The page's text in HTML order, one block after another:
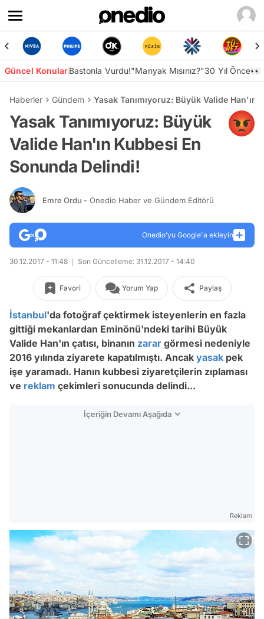
Güncel KonularBastonla Vurdu!"Manyak Mısınız?"30 Yıl Önce👀
Haberler Gündem Yasak Tanımıyoruz: Büyük Valide
Yasak Tanımıyoruz: Büyük
Valide Han'ın Kubbesi En
Sonunda Delindi!
Emre Ordu - Onedio Haber ve Gündem Editörü
Onedio’yu Google'a ekleyin
30.12.2017 - 11:48 Son Güncelleme: 31.12.2017 - 14:40
Favori Yorum Yap Paylaş
İstanbul'da fotoğraf çektirmek isteyenlerin en fazla
gittiği mekanlardan Eminönü'ndeki tarihi Büyük
Valide Han'ın çatısı, binanın zarar görmesi nedeniyle
2016 yılında ziyarete kapatılmıştı. Ancak yasak pek
işe yaramadı. Hanın kubbesi ziyaretçilerin zıplaması
ve reklam çekimleri sonucunda delindi...
İçeriğin Devamı Aşağıda
Reklam